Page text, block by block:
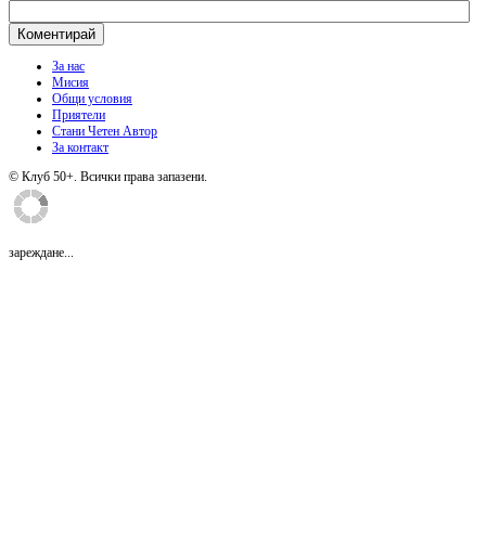
За нас
Мисия
Общи условия
Приятели
Стани Четен Автор
За контакт
© Клуб 50+. Всички права запазени.
зареждане...